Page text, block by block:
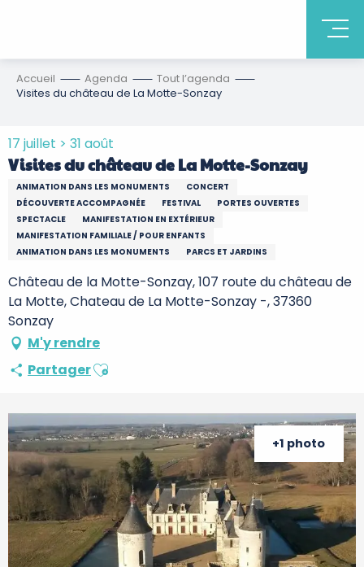
Accueil Agenda
Tout l’agenda
Visites du château de La Motte-Sonzay
17 juillet > 31 août
Visites du château de La Motte-Sonzay
ANIMATION DANS LES MONUMENTS
CONCERT
DÉCOUVERTE ACCOMPAGNÉE
FESTIVAL
PORTES OUVERTES
SPECTACLE
MANIFESTATION EN EXTÉRIEUR
MANIFESTATION FAMILIALE / POUR ENFANTS
ANIMATION DANS LES MONUMENTS
PARCS ET JARDINS
Château de la Motte-Sonzay, 107 route du château de
La Motte, Chateau de La Motte-Sonzay -, 37360
Sonzay
M'y rendre
PartagerAjouter aux favoris
+1 photo